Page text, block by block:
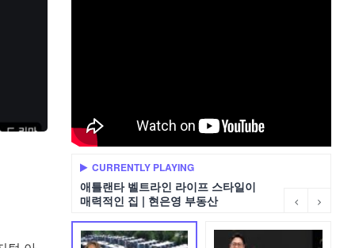
CURRENTLY PLAYING
애틀랜타 벨트라인 라이프 스타일이
매력적인 집 | 현은영 부동산